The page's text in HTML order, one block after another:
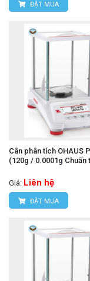
ĐẶT MUA
Cân phân tích OHAUS
(120g / 0.0001g Chuấn
Giá: Liên hệ
ĐẶT MUA